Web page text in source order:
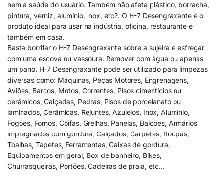
nem a saúde do usuário. Também não afeta plástico, borracha,
pintura, verniz, alumínio, inox, etc?. O H-7 Desengraxante é o
produto ideal para usar na indústria, oficina, restaurante e
também em casa.
Basta borrifar o H-7 Desengraxante sobre a sujeira e esfregar
com uma escova ou vassoura. Remover com água ou apenas
um pano. H-7 Desengraxante pode ser utilizado para limpezas
diversas como: Máquinas, Peças Motores, Engrenagens,
Aviões, Barcos, Motos, Correntes, Pisos cimentícios ou
cerâmicos, Calçadas, Pedras, Pisos de porcelanato ou
laminados, Cerâmicas, Rejuntes, Azulejos, Inox, Alumínio,
Fogões, Fornos, Coifas, Grelhas, Panelas, Balcões, Armários
impregnados com gordura, Calçados, Carpetes, Roupas,
Toalhas, Tapetes, Ferramentas, Caixas de gordura,
Equipamentos em geral, Box de banheiro, Bikes,
Churrasqueiras, Portões, Cadeiras de praia, etc…